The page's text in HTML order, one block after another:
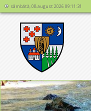
sâmbătă, 08 august 2026 09:11:31